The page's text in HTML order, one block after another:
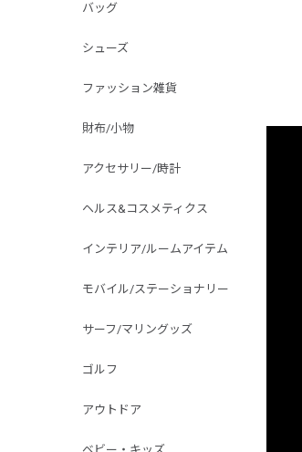
バッグ
シューズ
ファッション雑貨
財布/小物
アクセサリー/時計
ヘルス&コスメティクス
インテリア/ルームアイテム
モバイル/ステーショナリー
サーフ/マリングッズ
ゴルフ
アウトドア